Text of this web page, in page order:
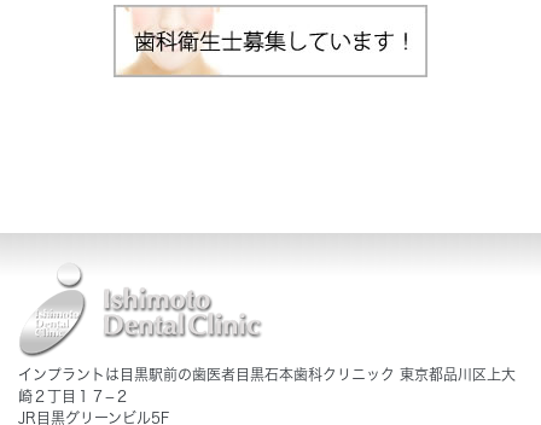
インプラントは目黒駅前の歯医者目黒石本歯科クリニック 東京都品川区上大
崎２丁目１７−２
JR目黒グリーンビル5F